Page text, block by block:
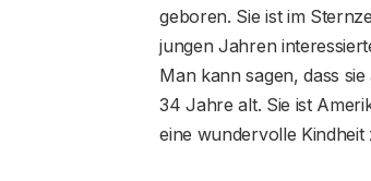
geboren. Sie ist im
jungen Jahren
Man kann sagen, dass
34 Jahre alt. Sie ist
eine wundervolle